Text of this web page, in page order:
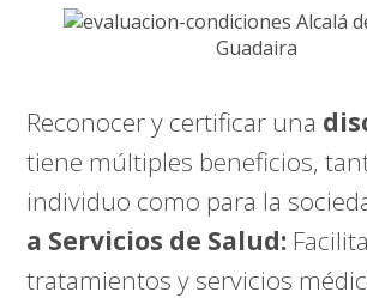
Reconocer y certificar una
tiene múltiples beneficios,
individuo como para la
a Servicios de Salud:
tratamientos y servicios